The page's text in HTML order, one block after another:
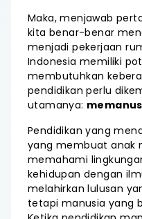
Maka, menjawab
kita benar-benar
menjadi pekerjaan
Indonesia memiliki
membutuhkan
pendidikan perlu
utamanya:
Pendidikan yang
yang membuat anak
memahami
kehidupan dengan
melahirkan lulusan
tetapi manusia yang